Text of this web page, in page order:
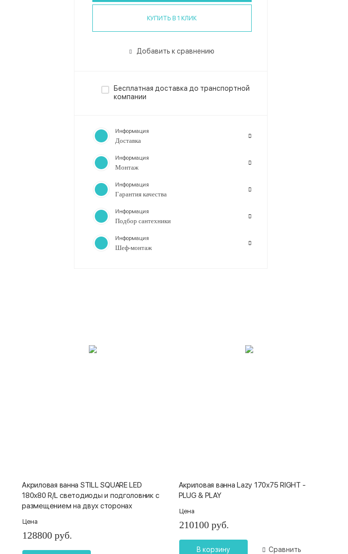
КУПИТЬ В 1 КЛИК
Добавить к сравнению
Бесплатная доставка до транспортной
компании
Информация
Доставка
Информация
Монтаж
Информация
Гарантия качества
Информация
Подбор сантехники
Информация
Шеф-монтаж
Акриловая ванна STILL SQUARE LED
180x80 R/L светодиоды и подголовник с
размещением на двух сторонах
Цена
128800 руб.
Акриловая ванна Lazy 170x75 RIGHT -
PLUG & PLAY
Цена
210100 руб.
В корзину Сравнить